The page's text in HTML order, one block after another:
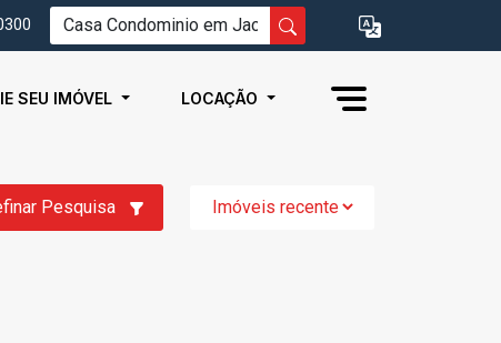
SEU IMÓVEL LOCAÇÃO
Pesquisa